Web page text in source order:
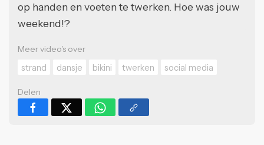
op handen en voeten te twerken. Hoe was jouw
weekend!?
Meer video's over
strand
dansje bikini twerken social media
Delen